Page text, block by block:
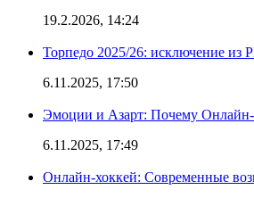
19.2.2026, 14:24
Торпедо 2025/26: исключение из
6.11.2025, 17:50
Эмоции и Азарт: Почему
6.11.2025, 17:49
Онлайн-хоккей: Современные